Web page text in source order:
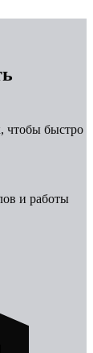
чтобы быстро
и работы